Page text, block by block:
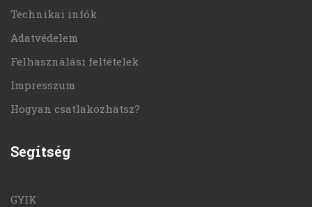
Technikai infók
Adatvédelem
Felhasználási feltételek
Impresszum
Hogyan csatlakozhatsz?
Segítség
GYIK